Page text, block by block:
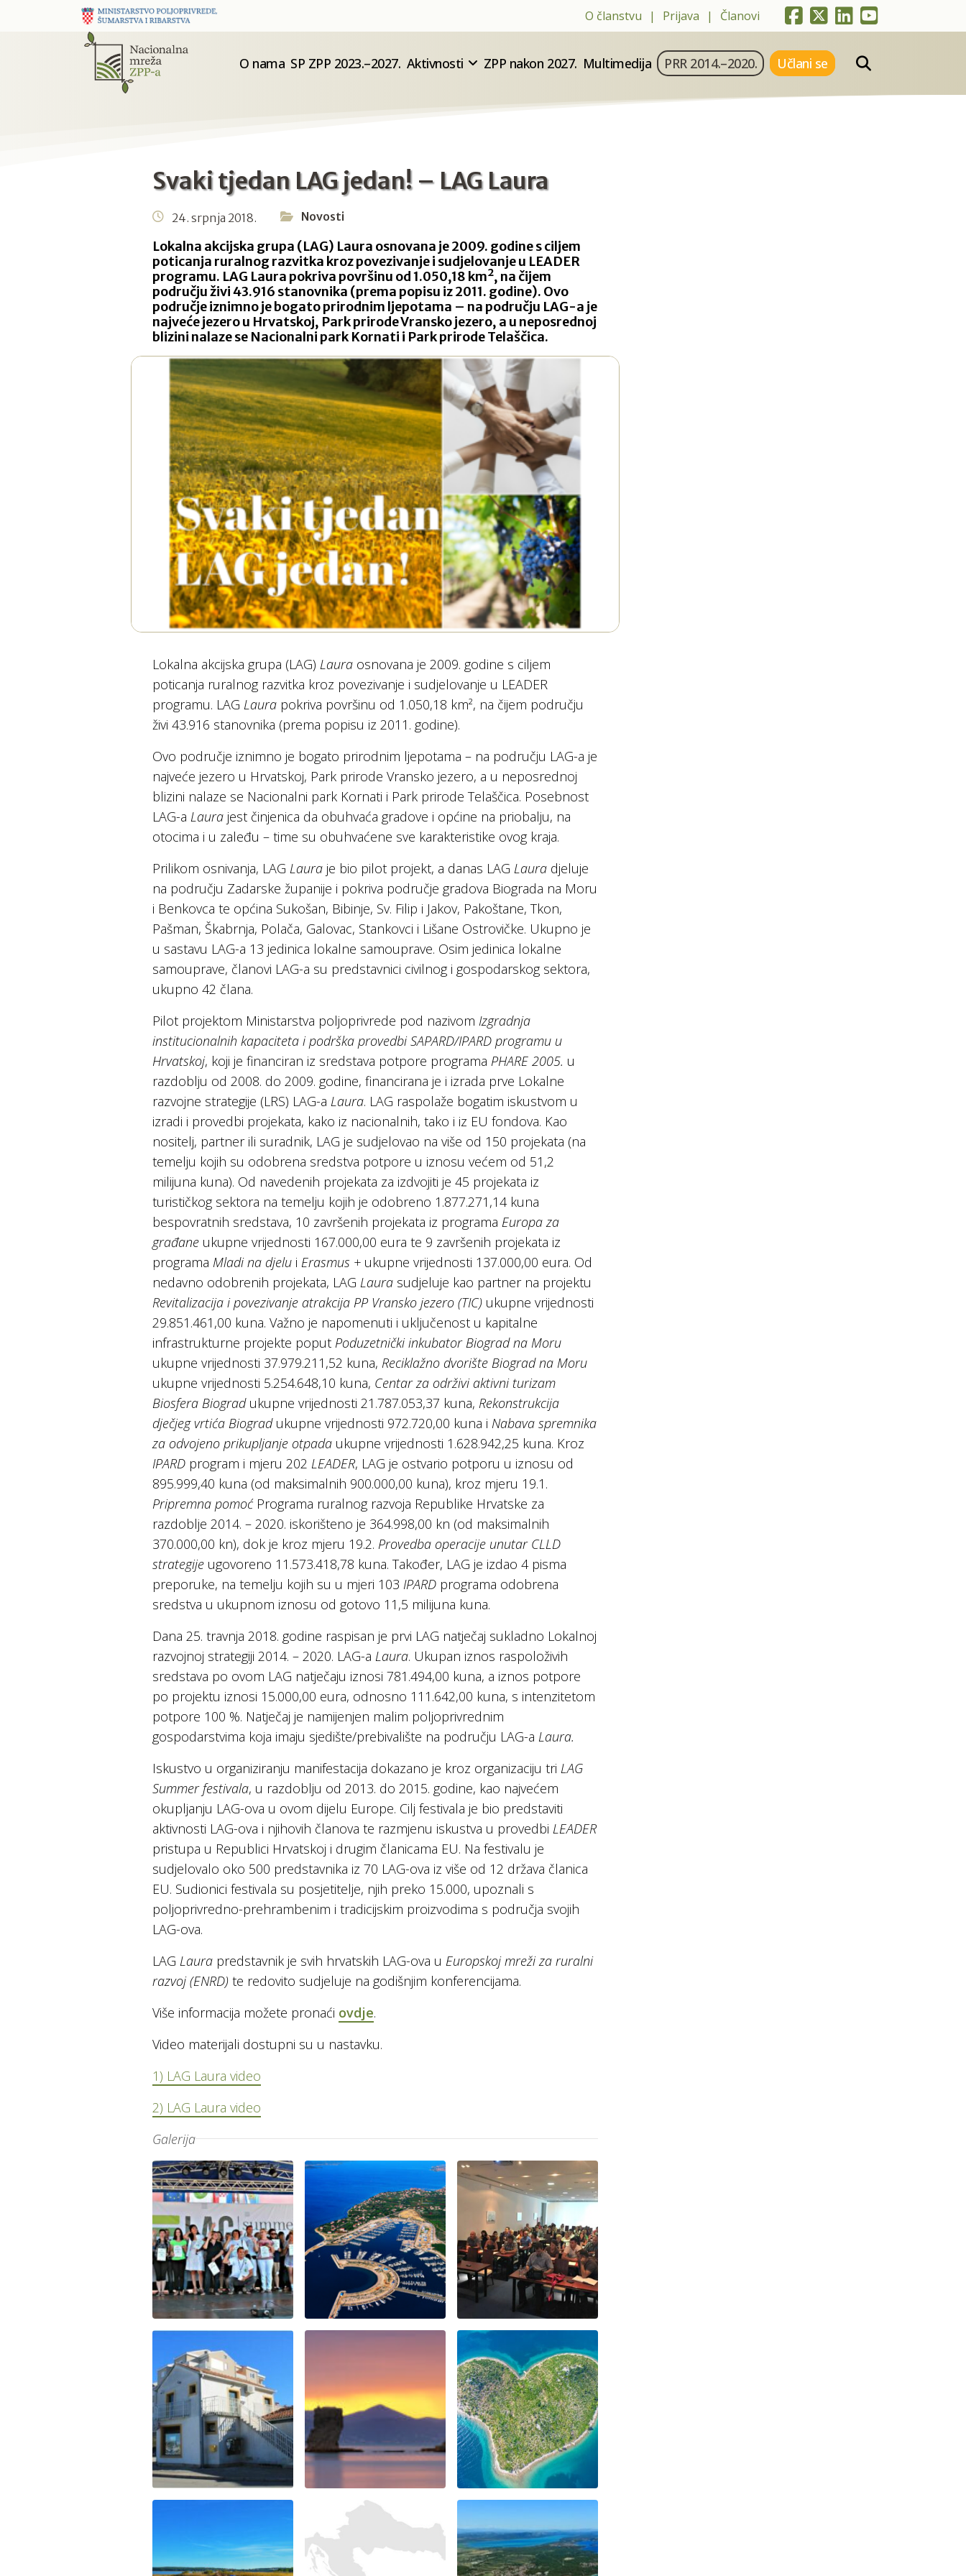
O članstvu Prijava Članovi
O nama SP ZPP 2023.–2027. Aktivnosti ZPP nakon 2027. Multimedija PRR 2014.–2020. Učlani se
Svaki tjedan LAG jedan! – LAG Laura
24. srpnja 2018. Novosti
Lokalna akcijska grupa (LAG) Laura osnovana je 2009. godine s ciljem
poticanja ruralnog razvitka kroz povezivanje i sudjelovanje u LEADER
programu. LAG Laura pokriva površinu od 1.050,18 km², na čijem
području živi 43.916 stanovnika (prema popisu iz 2011. godine). Ovo
područje iznimno je bogato prirodnim ljepotama – na području LAG-a je
najveće jezero u Hrvatskoj, Park prirode Vransko jezero, a u neposrednoj
blizini nalaze se Nacionalni park Kornati i Park prirode Telaščica.
Lokalna akcijska grupa (LAG) Laura osnovana je 2009. godine s ciljem
poticanja ruralnog razvitka kroz povezivanje i sudjelovanje u LEADER
programu. LAG Laura pokriva površinu od 1.050,18 km², na čijem području
živi 43.916 stanovnika (prema popisu iz 2011. godine).
Ovo područje iznimno je bogato prirodnim ljepotama – na području LAG-a je
najveće jezero u Hrvatskoj, Park prirode Vransko jezero, a u neposrednoj
blizini nalaze se Nacionalni park Kornati i Park prirode Telaščica. Posebnost
LAG-a Laura jest činjenica da obuhvaća gradove i općine na priobalju, na
otocima i u zaleđu – time su obuhvaćene sve karakteristike ovog kraja.
Prilikom osnivanja, LAG Laura je bio pilot projekt, a danas LAG Laura djeluje
na području Zadarske županije i pokriva područje gradova Biograda na Moru
i Benkovca te općina Sukošan, Bibinje, Sv. Filip i Jakov, Pakoštane, Tkon,
Pašman, Škabrnja, Polača, Galovac, Stankovci i Lišane Ostrovičke. Ukupno je
u sastavu LAG-a 13 jedinica lokalne samouprave. Osim jedinica lokalne
samouprave, članovi LAG-a su predstavnici civilnog i gospodarskog sektora,
ukupno 42 člana.
Pilot projektom Ministarstva poljoprivrede pod nazivom Izgradnja
institucionalnih kapaciteta i podrška provedbi SAPARD/IPARD programu u
Hrvatskoj, koji je financiran iz sredstava potpore programa PHARE 2005. u
razdoblju od 2008. do 2009. godine, financirana je i izrada prve Lokalne
razvojne strategije (LRS) LAG-a Laura. LAG raspolaže bogatim iskustvom u
izradi i provedbi projekata, kako iz nacionalnih, tako i iz EU fondova. Kao
nositelj, partner ili suradnik, LAG je sudjelovao na više od 150 projekata (na
temelju kojih su odobrena sredstva potpore u iznosu većem od 51,2
milijuna kuna). Od navedenih projekata za izdvojiti je 45 projekata iz
turističkog sektora na temelju kojih je odobreno 1.877.271,14 kuna
bespovratnih sredstava, 10 završenih projekata iz programa Europa za
građane ukupne vrijednosti 167.000,00 eura te 9 završenih projekata iz
programa Mladi na djelu i Erasmus + ukupne vrijednosti 137.000,00 eura. Od
nedavno odobrenih projekata, LAG Laura sudjeluje kao partner na projektu
Revitalizacija i povezivanje atrakcija PP Vransko jezero (TIC) ukupne vrijednosti
29.851.461,00 kuna. Važno je napomenuti i uključenost u kapitalne
infrastrukturne projekte poput Poduzetnički inkubator Biograd na Moru
ukupne vrijednosti 37.979.211,52 kuna, Reciklažno dvorište Biograd na Moru
ukupne vrijednosti 5.254.648,10 kuna, Centar za održivi aktivni turizam
Biosfera Biogradukupne vrijednosti 21.787.053,37 kuna, Rekonstrukcija
dječjeg vrtića Biogradukupne vrijednosti 972.720,00 kuna i Nabava spremnika
za odvojeno prikupljanje otpada ukupne vrijednosti 1.628.942,25 kuna. Kroz
IPARD program i mjeru 202 LEADER, LAG je ostvario potporu u iznosu od
895.999,40 kuna (od maksimalnih 900.000,00 kuna), kroz mjeru 19.1.
Pripremna pomoćPrograma ruralnog razvoja Republike Hrvatske za
razdoblje 2014. – 2020. iskorišteno je 364.998,00 kn (od maksimalnih
370.000,00 kn), dok je kroz mjeru 19.2. Provedba operacije unutar CLLD
strategije ugovoreno 11.573.418,78 kuna. Također, LAG je izdao 4 pisma
preporuke, na temelju kojih su u mjeri 103 IPARD programa odobrena
sredstva u ukupnom iznosu od gotovo 11,5 milijuna kuna.
Dana 25. travnja 2018. godine raspisan je prvi LAG natječaj sukladno Lokalnoj
razvojnoj strategiji 2014. – 2020. LAG-a Laura. Ukupan iznos raspoloživih
sredstava po ovom LAG natječaju iznosi 781.494,00 kuna, a iznos potpore
po projektu iznosi 15.000,00 eura, odnosno 111.642,00 kuna, s intenzitetom
potpore 100 %. Natječaj je namijenjen malim poljoprivrednim
gospodarstvima koja imaju sjedište/prebivalište na području LAG-a Laura.
Iskustvo u organiziranju manifestacija dokazano je kroz organizaciju tri LAG
Summer festivala, u razdoblju od 2013. do 2015. godine, kao najvećem
okupljanju LAG-ova u ovom dijelu Europe. Cilj festivala je bio predstaviti
aktivnosti LAG-ova i njihovih članova te razmjenu iskustva u provedbi LEADER
pristupa u Republici Hrvatskoj i drugim članicama EU. Na festivalu je
sudjelovalo oko 500 predstavnika iz 70 LAG-ova iz više od 12 država članica
EU. Sudionici festivala su posjetitelje, njih preko 15.000, upoznali s
poljoprivredno-prehrambenim i tradicijskim proizvodima s područja svojih
LAG-ova.
LAG Laura predstavnik je svih hrvatskih LAG-ova u Europskoj mreži za ruralni
razvoj (ENRD) te redovito sudjeluje na godišnjim konferencijama.
Više informacija možete pronaći ovdje.
Video materijali dostupni su u nastavku.
1) LAG Laura video
2) LAG Laura video
Galerija